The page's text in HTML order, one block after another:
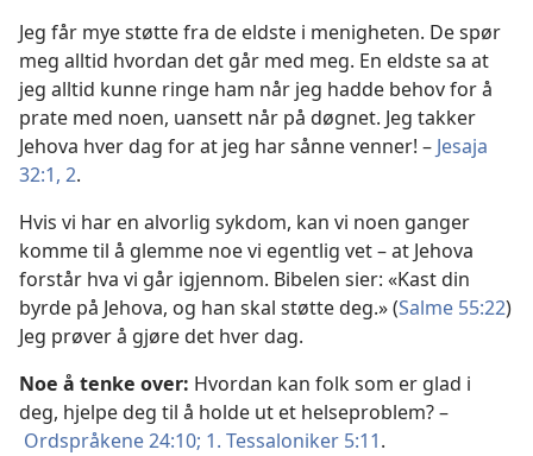
Jeg får mye støtte fra de eldste i menigheten. De spør
meg alltid hvordan det går med meg. En eldste sa at
jeg alltid kunne ringe ham når jeg hadde behov for å
prate med noen, uansett når på døgnet. Jeg takker
Jehova hver dag for at jeg har sånne venner! – Jesaja
32:1, 2.
Hvis vi har en alvorlig sykdom, kan vi noen ganger
komme til å glemme noe vi egentlig vet – at Jehova
forstår hva vi går igjennom. Bibelen sier: «Kast din
byrde på Jehova, og han skal støtte deg.» (Salme 55:22)
Jeg prøver å gjøre det hver dag.
Noe å tenke over: Hvordan kan folk som er glad i
deg, hjelpe deg til å holde ut et helseproblem? –
Ordspråkene 24:10; 1. Tessaloniker 5:11.